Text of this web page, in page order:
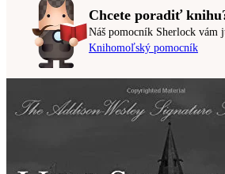
Chcete poradiť
Náš pomocník Sherlock vám
Knihomoľský pomocník